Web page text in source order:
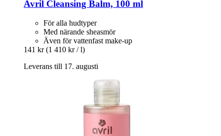
Avril Cleansing Balm, 100 ml
För alla hudtyper
Med närande sheasmör
Även för vattenfast make-up
141 kr (1 410 kr / l)
Leverans till 17. augusti